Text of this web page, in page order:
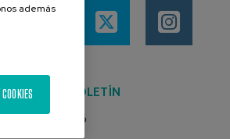
ÚLTIMO BOLETÍN
Junio 2026
además